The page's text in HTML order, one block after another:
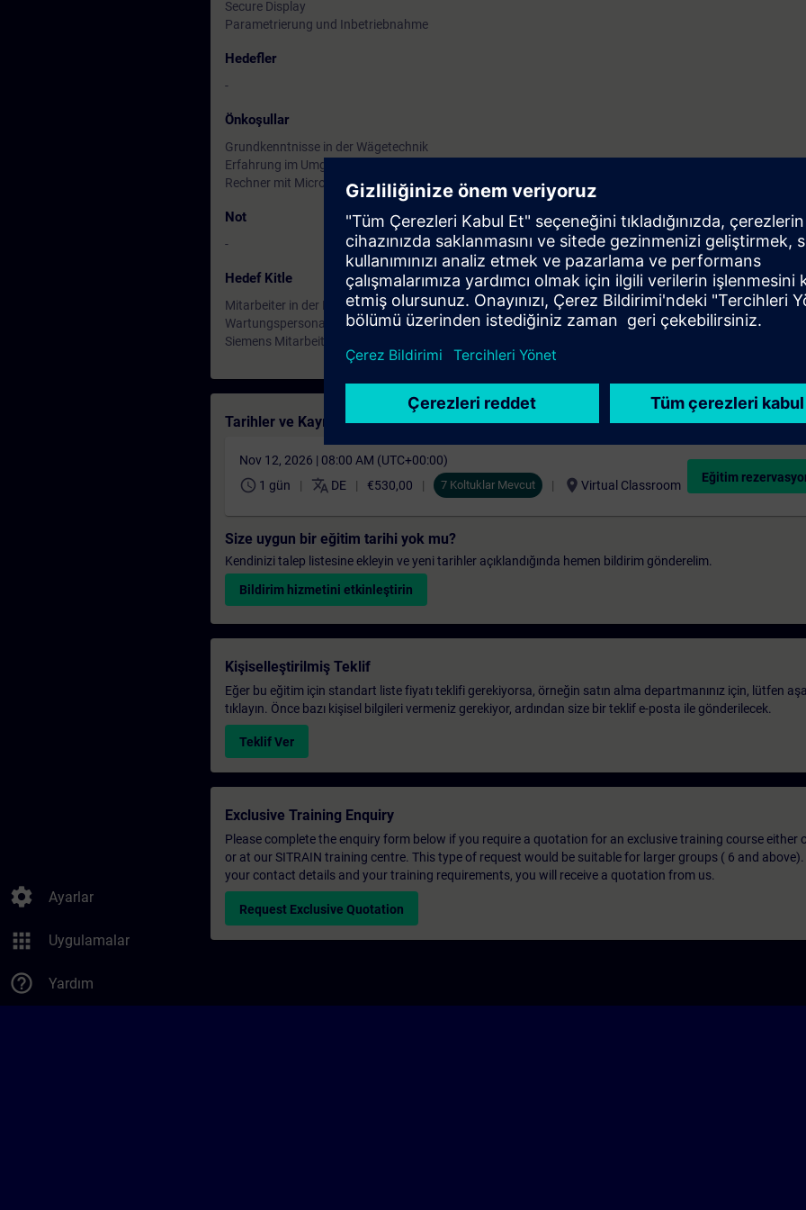
settings Ayarlar
apps Uygulamalar
help_outline Yardım
Secure Display
Parametrierung und Inbetriebnahme
Hedefler
-
Önkoşullar
Grundkenntnisse in der Wägetechnik
Erfahrung im Umgang mit elektro-mechanischen Waagen ist von Vorteil
Rechner mit Microsoft Teams
Not
-
Hedef Kitle
Mitarbeiter in der Planung und Auslegung von eichfähigen Waagen
Wartungspersonal
Siemens Mitarbeiter in Vertrieb und Planung
Tarihler ve Kayıt
Nov 12, 2026 | 08:00 AM (UTC+00:00)
schedule 1 gün translate DE €530,00 7 Koltuklar Mevcut location_on Virtual Classroom
Eğitim
Size uygun bir eğitim tarihi yok mu?
Kendinizi talep listesine ekleyin ve yeni tarihler açıklandığında hemen bildirim gönderelim.
Bildirim hizmetini etkinleştirin
Kişiselleştirilmiş Teklif
Eğer bu eğitim için standart liste fiyatı teklifi gerekiyorsa, örneğin satın alma departmanınız için, lütfen
tıklayın. Önce bazı kişisel bilgileri vermeniz gerekiyor, ardından size bir teklif e-posta ile gönderilecek.
Teklif Ver
Exclusive Training Enquiry
Please complete the enquiry form below if you require a quotation for an exclusive training course either
or at our SITRAIN training centre. This type of request would be suitable for larger groups ( 6 and
your contact details and your training requirements, you will receive a quotation from us.
Request Exclusive Quotation